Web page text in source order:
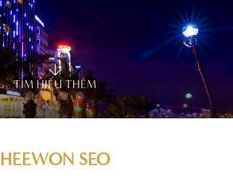
TÌM HIỂU THÊM
HEEWON SEO